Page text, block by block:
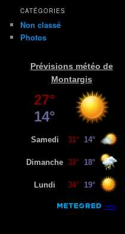
CATÉGORIES
Non classé
Photos
Prévisions météo de
Montargis